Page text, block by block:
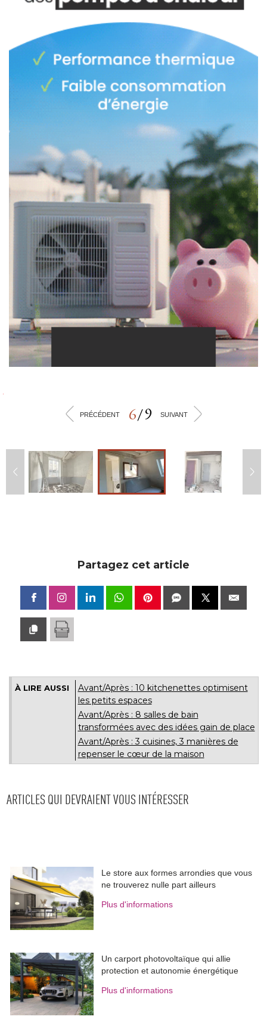
<PRÉCÉDENT 6/9 SUIVANT >
Partagez cet article
À LIRE AUSSI
Avant/Après : 10 kitchenettes optimisent
les petits espaces
Avant/Après : 8 salles de bain
transformées avec des idées gain de place
Avant/Après : 3 cuisines, 3 manières de
repenser le cœur de la maison
ARTICLES QUI DEVRAIENT VOUS INTÉRESSER
Le store aux formes arrondies que vous
ne trouverez nulle part ailleurs
Plus d'informations
Un carport photovoltaïque qui allie
protection et autonomie énergétique
Plus d'informations